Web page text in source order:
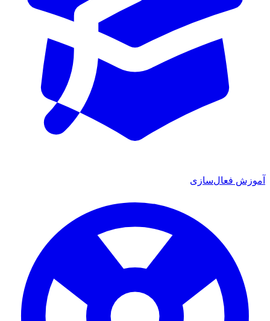
آموزش فعال‌سازی